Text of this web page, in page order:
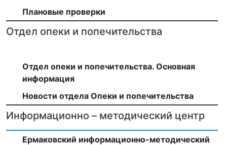
Плановые проверки
Отдел опеки и попечительства
Отдел опеки и попечительства. Основная
информация
Новости отдела Опеки и попечительства
Информационно – методический центр
Ермаковский информационно-методический